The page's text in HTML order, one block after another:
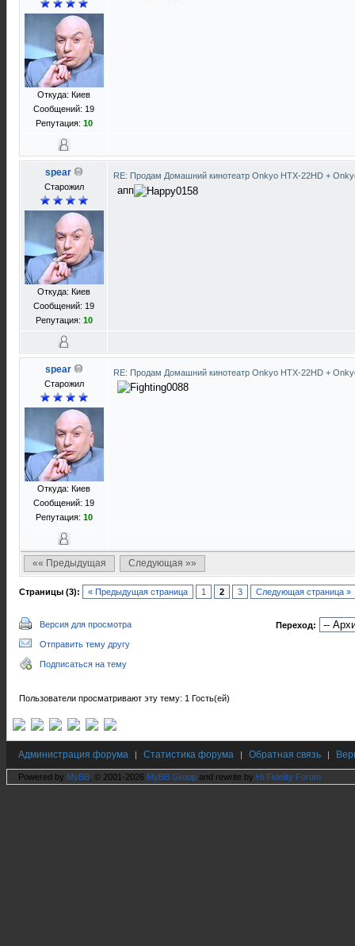
Откуда: Киев
Сообщений: 19
Репутация: 10
spear
Старожил
Откуда: Киев
Сообщений: 19
Репутация: 10
RE: Продам Домашний кинотеатр Onkyo HTX-22HD +
апп
spear
Старожил
Откуда: Киев
Сообщений: 19
Репутация: 10
RE: Продам Домашний кинотеатр Onkyo HTX-22HD +
«« Предыдущая Следующая »»
Страницы (3): « Предыдущая страница 1 2 3 Следующая страница »
Версия для просмотра
Отправить тему другу
Подписаться на тему
Переход:
Пользователи просматривают эту тему: 1 Гость(ей)
Администрация форума | Статистика форума | Обратная связь |
Powered by MyBB , © 2001-2026 MyBB Group and rewrite by Hi Fidelity Forum